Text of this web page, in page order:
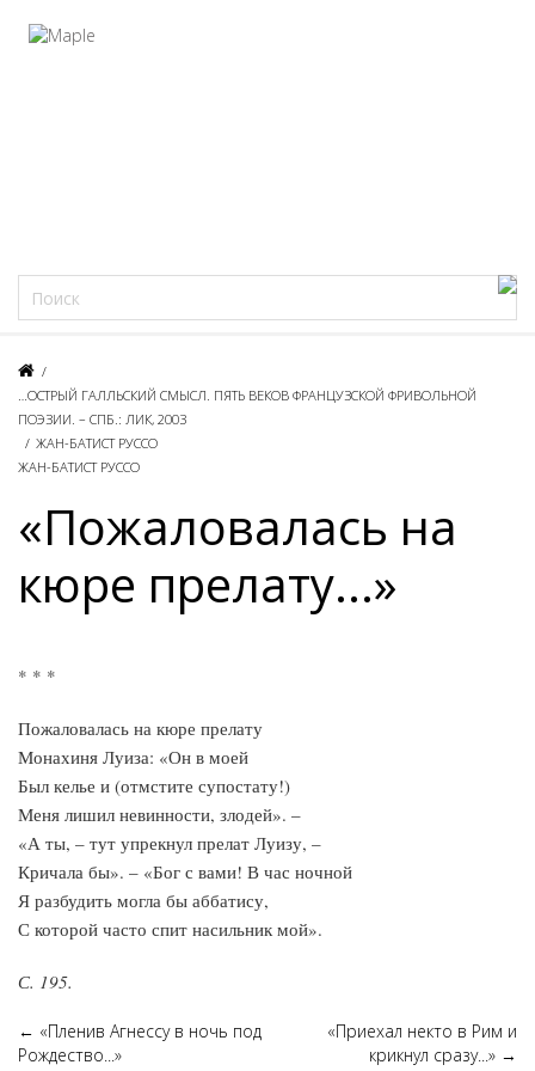
/
…ОСТРЫЙ ГАЛЛЬСКИЙ СМЫСЛ. ПЯТЬ ВЕКОВ ФРАНЦУЗСКОЙ ФРИВОЛЬНОЙ
ПОЭЗИИ. – СПБ.: ЛИК, 2003
/ ЖАН-БАТИСТ РУССО
ЖАН-БАТИСТ РУССО
«Пожаловалась на
кюре прелату...»
* * *
Пожаловалась на кюре прелату
Монахиня Луиза: «Он в моей
Был келье и (отмстите супостату!)
Меня лишил невинности, злодей». –
«А ты, – тут упрекнул прелат Луизу, –
Кричала бы». – «Бог с вами! В час ночной
Я разбудить могла бы аббатису,
С которой часто спит насильник мой».
С. 195.
← «Пленив Агнессу в ночь под
Рождество...»
«Приехал некто в Рим и
крикнул сразу...» →